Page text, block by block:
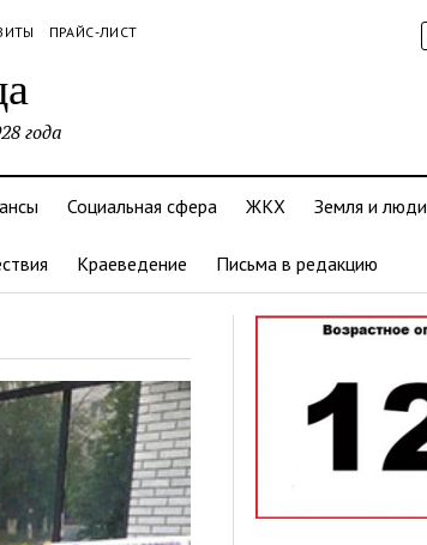
ПРАЙС-ЛИСТ
года
Социальная сфера ЖКХ Земля и люди
Краеведение Письма в редакцию